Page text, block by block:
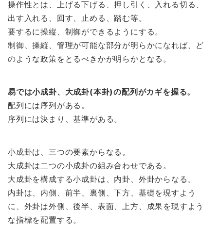
操作性とは、上げる下げる、押し引く、入れる切る、
出す入れる、回す、止める、踏む等。
要するに操縦、制御ができるようにする。
制御、操縦、管理が可能な部分が明らかになれば、ど
のような政策をとるべきかが明らかとなる。
易では小成卦、大成卦(本卦)の配列がカギを握る。
配列には序列がある。
序列には決まり、基準がある。
小成卦は、三つの要素からなる。
大成卦は二つの小成卦の組み合わせである。
大成卦を構成する小成卦は、内卦、外卦からなる。
内卦は、内側、前半、裏側、下方、基礎を現すよう
に、外卦は外側、後半、表面、上方、成果を現すよう
な指標を配置する。